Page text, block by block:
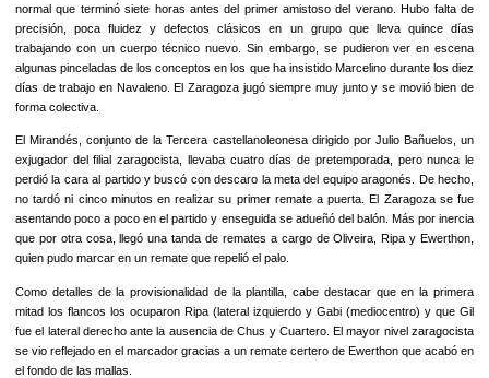
normal que terminó siete horas antes del primer amistoso del verano. Hubo falta de
precisión, poca fluidez y defectos clásicos en un grupo que lleva quince días
trabajando con un cuerpo técnico nuevo. Sin embargo, se pudieron ver en escena
algunas pinceladas de los conceptos en los que ha insistido Marcelino durante los diez
días de trabajo en Navaleno. El Zaragoza jugó siempre muy junto y se movió bien de
forma colectiva.
El Mirandés, conjunto de la Tercera castellanoleonesa dirigido por Julio Bañuelos, un
exjugador del filial zaragocista, llevaba cuatro días de pretemporada, pero nunca le
perdió la cara al partido y buscó con descaro la meta del equipo aragonés. De hecho,
no tardó ni cinco minutos en realizar su primer remate a puerta. El Zaragoza se fue
asentando poco a poco en el partido y enseguida se adueñó del balón. Más por inercia
que por otra cosa, llegó una tanda de remates a cargo de Oliveira, Ripa y Ewerthon,
quien pudo marcar en un remate que repelió el palo.
Como detalles de la provisionalidad de la plantilla, cabe destacar que en la primera
mitad los flancos los ocuparon Ripa (lateral izquierdo y Gabi (mediocentro) y que Gil
fue el lateral derecho ante la ausencia de Chus y Cuartero. El mayor nivel zaragocista
se vio reflejado en el marcador gracias a un remate certero de Ewerthon que acabó en
el fondo de las mallas.